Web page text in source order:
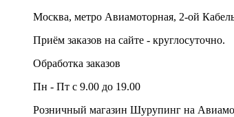
Москва, метро Авиамоторная, 2-ой
Приём заказов на сайте - круглосуточно.
Обработка заказов
Пн - Пт с 9.00 до 19.00
Розничный магазин Шурупинг на